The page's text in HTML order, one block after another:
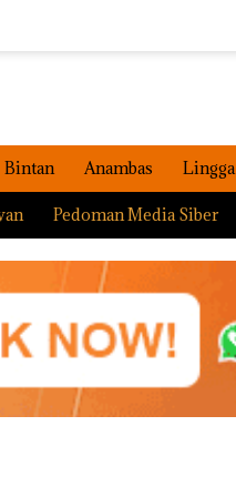
Bintan Anambas Lingga
Pedoman Media Siber